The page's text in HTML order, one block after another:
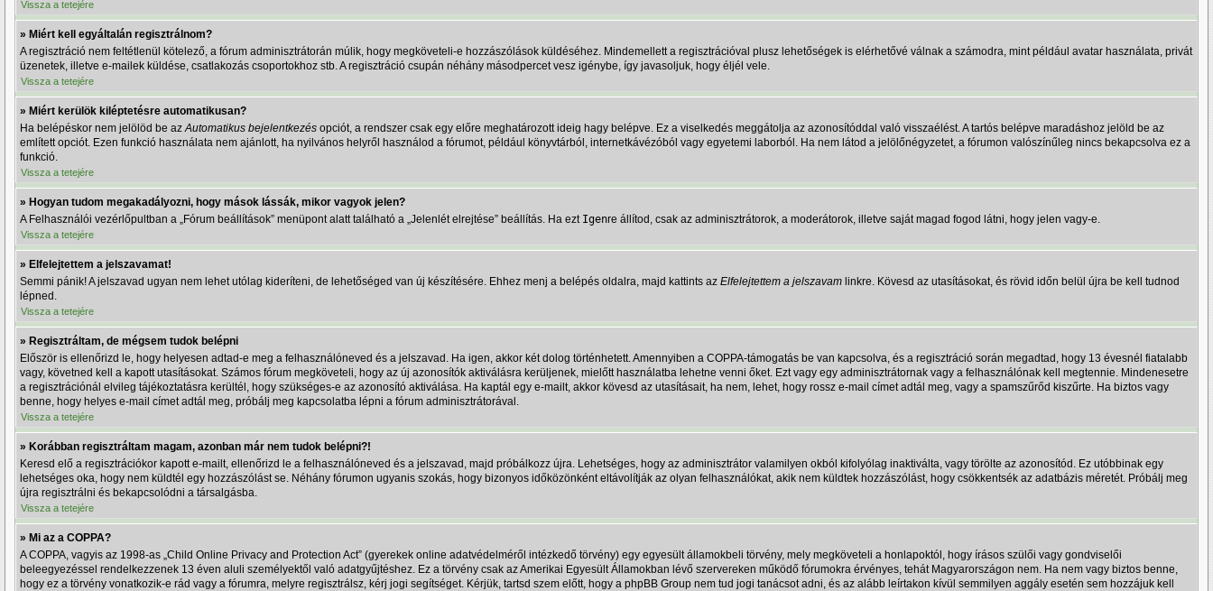
Vissza a tetejére
» Miért kell egyáltalán regisztrálnom?
A regisztráció nem feltétlenül kötelező, a fórum adminisztrátorán múlik, hogy megköveteli-e hozzászólások küldéséhez. Mindemellett a regisztrációval plusz lehetőségek is elérhetővé válnak a számodra, mint például avatar használata, privát
üzenetek, illetve e-mailek küldése, csatlakozás csoportokhoz stb. A regisztráció csupán néhány másodpercet vesz igénybe, így javasoljuk, hogy éljél vele.
Vissza a tetejére
» Miért kerülök kiléptetésre automatikusan?
Ha belépéskor nem jelölöd be azAutomatikus bejelentkezés opciót, a rendszer csak egy előre meghatározott ideig hagy belépve. Ez a viselkedés meggátolja az azonosítóddal való visszaélést. A tartós belépve maradáshoz jelöld be az
említett opciót. Ezen funkció használata nem ajánlott, ha nyilvános helyről használod a fórumot, például könyvtárból, internetkávézóból vagy egyetemi laborból. Ha nem látod a jelölőnégyzetet, a fórumon valószínűleg nincs bekapcsolva ez a
funkció.
Vissza a tetejére
» Hogyan tudom megakadályozni, hogy mások lássák, mikor vagyok jelen?
A Felhasználói vezérlőpultban a „Fórum beállítások” menüpont alatt található a „Jelenlét elrejtése” beállítás. Ha ezt Igenre állítod, csak az adminisztrátorok, a moderátorok, illetve saját magad fogod látni, hogy jelen vagy-e.
Vissza a tetejére
» Elfelejtettem a jelszavamat!
Semmi pánik! A jelszavad ugyan nem lehet utólag kideríteni, de lehetőséged van új készítésére. Ehhez menj a belépés oldalra, majd kattints az Elfelejtettem a jelszavam linkre. Kövesd az utasításokat, és rövid időn belül újra be kell tudnod
lépned.
Vissza a tetejére
» Regisztráltam, de mégsem tudok belépni
Először is ellenőrizd le, hogy helyesen adtad-e meg a felhasználóneved és a jelszavad. Ha igen, akkor két dolog történhetett. Amennyiben a COPPA-támogatás be van kapcsolva, és a regisztráció során megadtad, hogy 13 évesnél fiatalabb
vagy, követned kell a kapott utasításokat. Számos fórum megköveteli, hogy az új azonosítók aktiválásra kerüljenek, mielőtt használatba lehetne venni őket. Ezt vagy egy adminisztrátornak vagy a felhasználónak kell megtennie. Mindenesetre
a regisztrációnál elvileg tájékoztatásra kerültél, hogy szükséges-e az azonosító aktiválása. Ha kaptál egy e-mailt, akkor kövesd az utasításait, ha nem, lehet, hogy rossz e-mail címet adtál meg, vagy a spamszűrőd kiszűrte. Ha biztos vagy
benne, hogy helyes e-mail címet adtál meg, próbálj meg kapcsolatba lépni a fórum adminisztrátorával.
Vissza a tetejére
» Korábban regisztráltam magam, azonban már nem tudok belépni?!
Keresd elő a regisztrációkor kapott e-mailt, ellenőrizd le a felhasználóneved és a jelszavad, majd próbálkozz újra. Lehetséges, hogy az adminisztrátor valamilyen okból kifolyólag inaktiválta, vagy törölte az azonosítód. Ez utóbbinak egy
lehetséges oka, hogy nem küldtél egy hozzászólást se. Néhány fórumon ugyanis szokás, hogy bizonyos időközönként eltávolítják az olyan felhasználókat, akik nem küldtek hozzászólást, hogy csökkentsék az adatbázis méretét. Próbálj meg
újra regisztrálni és bekapcsolódni a társalgásba.
Vissza a tetejére
» Mi az a COPPA?
A COPPA, vagyis az 1998-as „Child Online Privacy and Protection Act” (gyerekek online adatvédelméről intézkedő törvény) egy egyesült államokbeli törvény, mely megköveteli a honlapoktól, hogy írásos szülői vagy gondviselői
beleegyezéssel rendelkezzenek 13 éven aluli személyektől való adatgyűjtéshez. Ez a törvény csak az Amerikai Egyesült Államokban lévő szervereken működő fórumokra érvényes, tehát Magyarországon nem. Ha nem vagy biztos benne,
hogy ez a törvény vonatkozik-e rád vagy a fórumra, melyre regisztrálsz, kérj jogi segítséget. Kérjük, tartsd szem előtt, hogy a phpBB Group nem tud jogi tanácsot adni, és az alább leírtakon kívül semmilyen aggály esetén sem hozzájuk kell